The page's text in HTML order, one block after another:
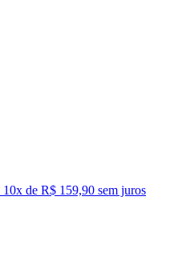
10x de R$ 159,90 sem juros